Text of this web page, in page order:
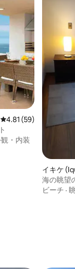
レビュー59件、5つ星
4.81 (59)
・内装
イキケ
アム
海の眺望
ビーチ ·